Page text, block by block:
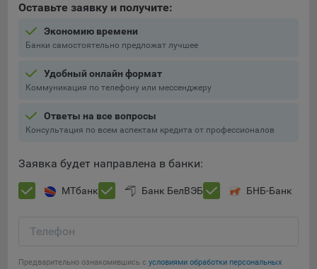
предоставляемый компанией Google Ireland Ltd, Gordon
Сохранить по умолчанию
Оставьте заявку и получите:
Экономию времени
Банки самостоятельно предложат лучшее
Удобный онлайн формат
Коммуникация по телефону или мессенджеру
Ответы на все вопросы
Консультация по всем аспектам кредита от профессионалов
Заявка будет направлена в банки:
МТбанк Банк БелВЭБ БНБ-Банк
Телефон
Предварительно ознакомившись с условиями обработки персональных